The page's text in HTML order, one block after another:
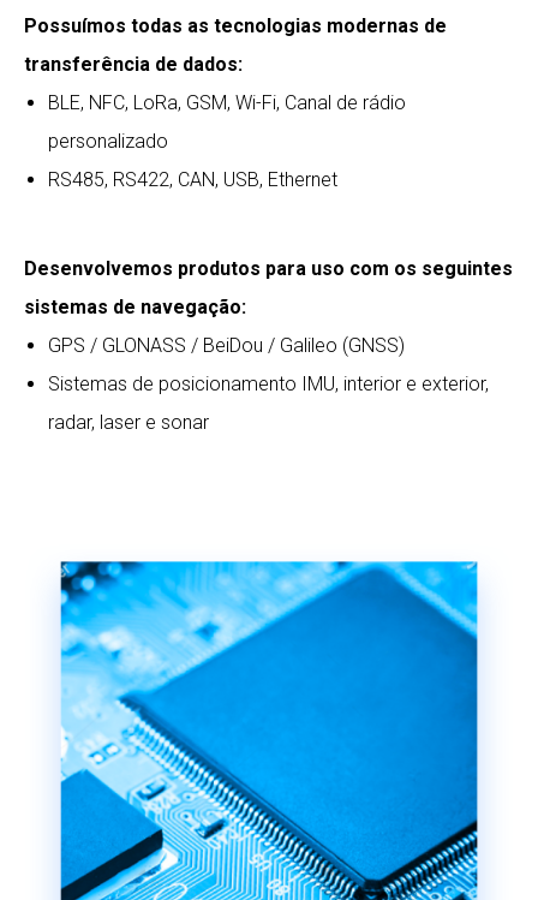
Possuímos todas as tecnologias modernas de
transferência de dados:
BLE, NFC, LoRa, GSM, Wi-Fi, Canal de rádio
personalizado
RS485, RS422, CAN, USB, Ethernet
Desenvolvemos produtos para uso com os seguintes
sistemas de navegação:
GPS / GLONASS / BeiDou / Galileo (GNSS)
Sistemas de posicionamento IMU, interior e exterior,
radar, laser e sonar